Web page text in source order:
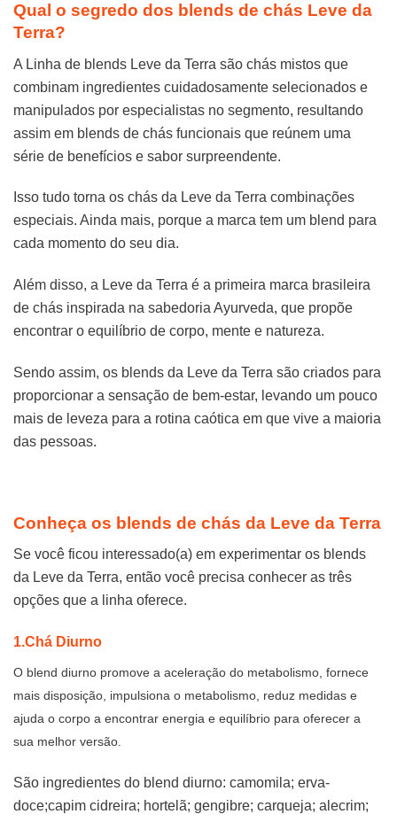
Qual o segredo dos blends de chás Leve da
Terra?
A Linha de blends Leve da Terra são chás mistos que
combinam ingredientes cuidadosamente selecionados e
manipulados por especialistas no segmento, resultando
assim em blends de chás funcionais que reúnem uma
série de benefícios e sabor surpreendente.
Isso tudo torna os chás da Leve da Terra combinações
especiais. Ainda mais, porque a marca tem um blend para
cada momento do seu dia.
Além disso, a Leve da Terra é a primeira marca brasileira
de chás inspirada na sabedoria Ayurveda, que propõe
encontrar o equilíbrio de corpo, mente e natureza.
Sendo assim, os blends da Leve da Terra são criados para
proporcionar a sensação de bem-estar, levando um pouco
mais de leveza para a rotina caótica em que vive a maioria
das pessoas.
Conheça os blends de chás da Leve da Terra
Se você ficou interessado(a) em experimentar os blends
da Leve da Terra, então você precisa conhecer as três
opções que a linha oferece.
1.Chá Diurno
O blend diurno promove a aceleração do metabolismo, fornece
mais disposição, impulsiona o metabolismo, reduz medidas e
ajuda o corpo a encontrar energia e equilíbrio para oferecer a
sua melhor versão.
São ingredientes do blend diurno: camomila; erva-
doce;capim cidreira; hortelã; gengibre; carqueja; alecrim;